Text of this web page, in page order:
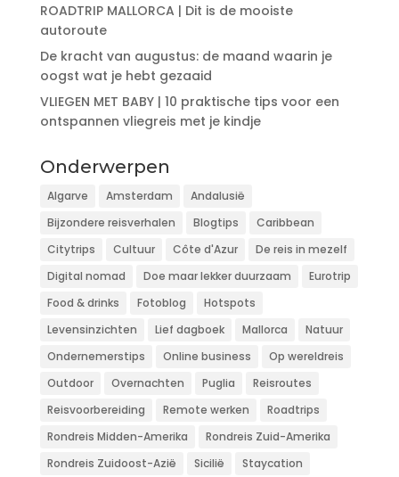
ROADTRIP MALLORCA | Dit is de mooiste
autoroute
De kracht van augustus: de maand waarin je
oogst wat je hebt gezaaid
VLIEGEN MET BABY | 10 praktische tips voor een
ontspannen vliegreis met je kindje
Onderwerpen
Algarve Amsterdam
Andalusië
Bijzondere reisverhalen
Blogtips
Caribbean
Citytrips
Cultuur Côte d'Azur
De reis in mezelf
Digital nomad
Doe maar lekker duurzaam
Eurotrip
Food & drinks
Fotoblog
Hotspots
Levensinzichten
Lief dagboek Mallorca
Natuur
Ondernemerstips
Online business
Op wereldreis
Outdoor
Overnachten Puglia
Reisroutes
Reisvoorbereiding
Remote werken
Roadtrips
Rondreis Midden-Amerika
Rondreis Zuid-Amerika
Rondreis Zuidoost-Azië
Sicilië Staycation